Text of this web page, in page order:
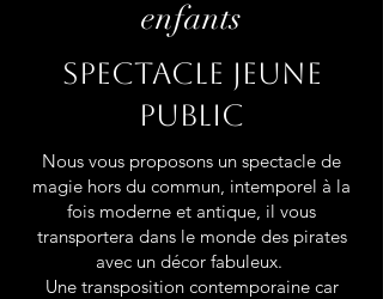
enfants
Spectacle jeune
public
Nous vous proposons un spectacle de
magie hors du commun, intemporel à la
fois moderne et antique, il vous
transportera dans le monde des pirates
avec un décor fabuleux.
Une transposition contemporaine car